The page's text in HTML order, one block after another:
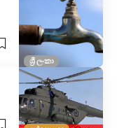
ශ්‍රී ලංකා